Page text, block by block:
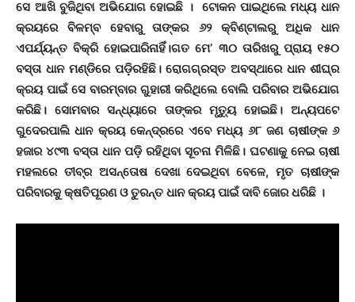
ସେ ଆଖି ବୁଜିଥିବା ଅଭିଯୋଗ ହୋଇଛି । ଟୋକନ ପାଇଥିଲେ ମଧ୍ୟ ଧାନ
କ୍ରୟରେ ବିଳମ୍ବ ହେବାରୁ ତାଙ୍କର ୬୨ କ୍ବିଣ୍ଟାଲରୁ ଅଧିକ ଧାନ
ଏପର୍ଯ୍ୟନ୍ତ ବିକ୍ରି ହୋଇପାରିନାହିଁ।ଗତ ମେ’ ୩୦ ତାରିଖରୁ ପ୍ରାୟ ୧୫୦
ବସ୍ତା ଧାନ ମଣ୍ଡିରେ ପଡ଼ିରହିଛି। ରୋଗଗ୍ରସ୍ତ ଅବସ୍ଥାରେ ଧାନ ଶୀଘ୍ର
କ୍ରୟ ପାଇଁ ସେ ବାରମ୍ବାର ଗୁହାରୀ କରିଥିଲେ ବୋଲି ପରିବାର ଅଭିଯୋଗ
କରିଛି। ସୋମବାର ସନ୍ଧ୍ୟାରେ ତାଙ୍କର ମୃତ୍ୟୁ ହୋଇଛି। ଅନ୍ୟପଟେ
ଗୁଦେରପାଲି ଧାନ କ୍ରୟ କେନ୍ଦ୍ରରେ ଏବେ ମଧ୍ୟ ୬୮ ଜଣ ଚାଷୀଙ୍କ ୬
ହଜାର ୪୯୩ ବସ୍ତା ଧାନ ପଡ଼ି ରହିଥିବା ସୂଚନା ମିଳିଛି। ଘଟଣାକୁ ନେଇ ଚାଷୀ
ମହଲରେ ତୀବ୍ର ଅସନ୍ତୋଷ ଦେଖା ଦେଇଥିବା ବେଳେ, ମୃତ ଚାଷୀଙ୍କ
ପରିବାରକୁ କ୍ଷତିପୂରଣ ଓ ତୁରନ୍ତ ଧାନ କ୍ରୟ ପାଇଁ ଦାବି ଜୋର ଧରିଛି ।